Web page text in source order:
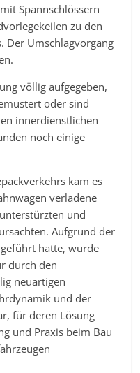
Spannschlössern
zu den
Der Umschlagvorgang
völlig aufgegeben,
oder sind
innerdienstlichen
noch einige
kam es
verladene
und
Aufgrund der
hatte, wurde
durch den
neuartigen
und der
für deren Lösung
und Praxis beim Bau